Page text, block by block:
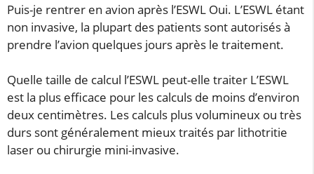
Puis-je rentrer en avion après l’ESWL Oui. L’ESWL étant
non invasive, la plupart des patients sont autorisés à
prendre l’avion quelques jours après le traitement.
Quelle taille de calcul l’ESWL peut-elle traiter L’ESWL
est la plus efficace pour les calculs de moins d’environ
deux centimètres. Les calculs plus volumineux ou très
durs sont généralement mieux traités par lithotritie
laser ou chirurgie mini-invasive.